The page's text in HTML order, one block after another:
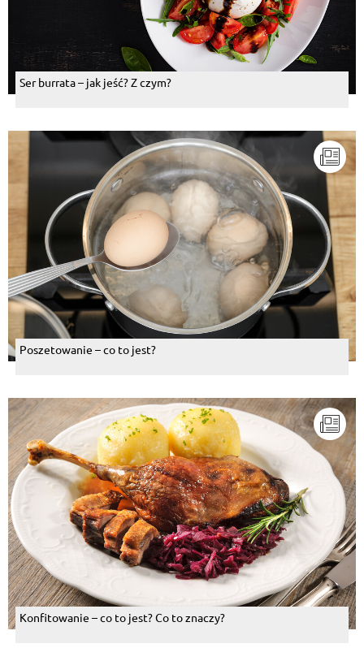
Ser burrata – jak jeść? Z czym?
Poszetowanie – co to jest?
Konfitowanie – co to jest? Co to znaczy?